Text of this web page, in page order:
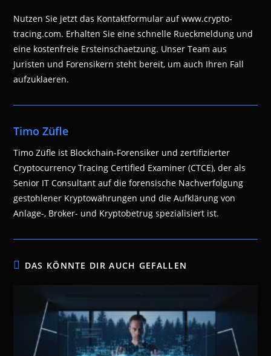
Nutzen Sie jetzt das Kontaktformular auf www.crypto-
tracing.com. Erhalten Sie eine schnelle Rueckmeldung und
eine kostenfreie Ersteinschaetzung. Unser Team aus
Juristen und Forensikern steht bereit, um auch Ihren Fall
aufzuklaeren.
Timo Züfle
Timo Züfle ist Blockchain-Forensiker und zertifizierter
Cryptocurrency Tracing Certified Examiner (CTCE), der als
Senior IT Consultant auf die forensische Nachverfolgung
gestohlener Kryptowährungen und die Aufklärung von
Anlage-, Broker- und Kryptobetrug spezialisiert ist.
DAS KÖNNTE DIR AUCH GEFALLEN